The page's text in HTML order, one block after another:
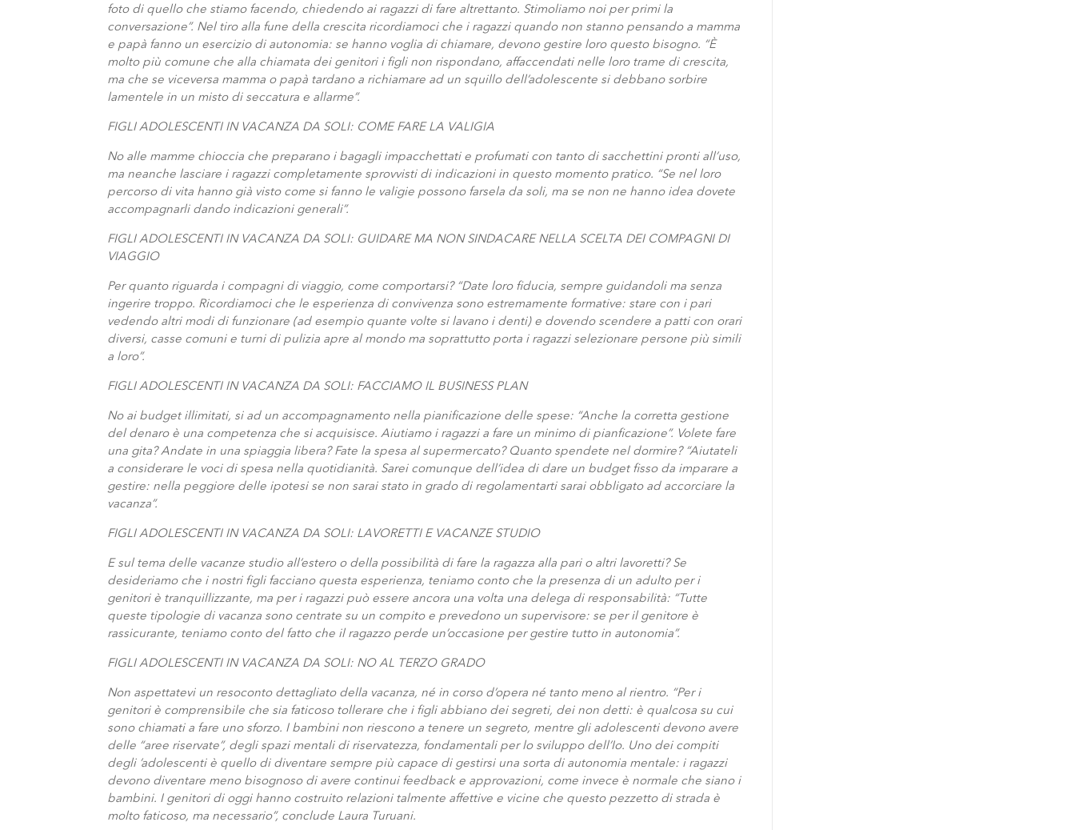
foto di quello che stiamo facendo, chiedendo ai ragazzi di fare altrettanto. Stimoliamo noi per primi la
conversazione”. Nel tiro alla fune della crescita ricordiamoci che i ragazzi quando non stanno pensando a mamma
e papà fanno un esercizio di autonomia: se hanno voglia di chiamare, devono gestire loro questo bisogno. “È
molto più comune che alla chiamata dei genitori i figli non rispondano, affaccendati nelle loro trame di crescita,
ma che se viceversa mamma o papà tardano a richiamare ad un squillo dell’adolescente si debbano sorbire
lamentele in un misto di seccatura e allarme”.
FIGLI ADOLESCENTI IN VACANZA DA SOLI: COME FARE LA VALIGIA
No alle mamme chioccia che preparano i bagagli impacchettati e profumati con tanto di sacchettini pronti all’uso,
ma neanche lasciare i ragazzi completamente sprovvisti di indicazioni in questo momento pratico. “Se nel loro
percorso di vita hanno già visto come si fanno le valigie possono farsela da soli, ma se non ne hanno idea dovete
accompagnarli dando indicazioni generali”.
FIGLI ADOLESCENTI IN VACANZA DA SOLI: GUIDARE MA NON SINDACARE NELLA SCELTA DEI COMPAGNI DI
VIAGGIO
Per quanto riguarda i compagni di viaggio, come comportarsi? “Date loro fiducia, sempre guidandoli ma senza
ingerire troppo. Ricordiamoci che le esperienza di convivenza sono estremamente formative: stare con i pari
vedendo altri modi di funzionare (ad esempio quante volte si lavano i denti) e dovendo scendere a patti con orari
diversi, casse comuni e turni di pulizia apre al mondo ma soprattutto porta i ragazzi selezionare persone più simili
a loro”.
FIGLI ADOLESCENTI IN VACANZA DA SOLI: FACCIAMO IL BUSINESS PLAN
No ai budget illimitati, si ad un accompagnamento nella pianificazione delle spese: “Anche la corretta gestione
del denaro è una competenza che si acquisisce. Aiutiamo i ragazzi a fare un minimo di pianficazione”. Volete fare
una gita? Andate in una spiaggia libera? Fate la spesa al supermercato? Quanto spendete nel dormire? “Aiutateli
a considerare le voci di spesa nella quotidianità. Sarei comunque dell’idea di dare un budget fisso da imparare a
gestire: nella peggiore delle ipotesi se non sarai stato in grado di regolamentarti sarai obbligato ad accorciare la
vacanza”.
FIGLI ADOLESCENTI IN VACANZA DA SOLI: LAVORETTI E VACANZE STUDIO
E sul tema delle vacanze studio all’estero o della possibilità di fare la ragazza alla pari o altri lavoretti? Se
desideriamo che i nostri figli facciano questa esperienza, teniamo conto che la presenza di un adulto per i
genitori è tranquillizzante, ma per i ragazzi può essere ancora una volta una delega di responsabilità: “Tutte
queste tipologie di vacanza sono centrate su un compito e prevedono un supervisore: se per il genitore è
rassicurante, teniamo conto del fatto che il ragazzo perde un’occasione per gestire tutto in autonomia”.
FIGLI ADOLESCENTI IN VACANZA DA SOLI: NO AL TERZO GRADO
Non aspettatevi un resoconto dettagliato della vacanza, né in corso d’opera né tanto meno al rientro. “Per i
genitori è comprensibile che sia faticoso tollerare che i figli abbiano dei segreti, dei non detti: è qualcosa su cui
sono chiamati a fare uno sforzo. I bambini non riescono a tenere un segreto, mentre gli adolescenti devono avere
delle “aree riservate”, degli spazi mentali di riservatezza, fondamentali per lo sviluppo dell’Io. Uno dei compiti
degli ’adolescenti è quello di diventare sempre più capace di gestirsi una sorta di autonomia mentale: i ragazzi
devono diventare meno bisognoso di avere continui feedback e approvazioni, come invece è normale che siano i
bambini. I genitori di oggi hanno costruito relazioni talmente affettive e vicine che questo pezzetto di strada è
molto faticoso, ma necessario”, conclude Laura Turuani.